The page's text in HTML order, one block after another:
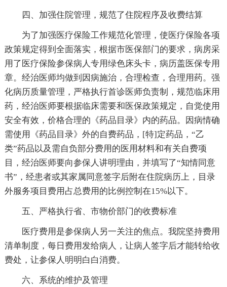
四、加强住院管理，规范了住院程序及收费结算
为了加强医疗保险工作规范化管理，使医疗保险各项
政策规定得到全面落实，根据市医保部门的要求，病房采
用了医疗保险参保病人专用绿色床头卡，病历盖医保专用
章。经治医师均做到因病施治，合理检查，合理用药。强
化病历质量管理，严格执行首诊医师负责制，规范临床用
药，经治医师要根据临床需要和医保政策规定，自觉使用
安全有效，价格合理的《药品目录》内的药品。因病情确
需使用《药品目录》外的自费药品，[特]定药品，“乙
类”药品以及需自负部分费用的医用材料和有关自费项
目，经治医师要向参保人讲明理由，并填写了“知情同意
书”，经患者或其家属同意签字后附在住院病历上，目录
外服务项目费用占总费用的比例控制在15%以下。
五、严格执行省、市物价部门的收费标准
医疗费用是参保病人另一关注的焦点。我院坚持费用
清单制度，每日费用发给病人，让病人签字后才能转给收
费处，让参保人明明白白消费。
六、系统的维护及管理